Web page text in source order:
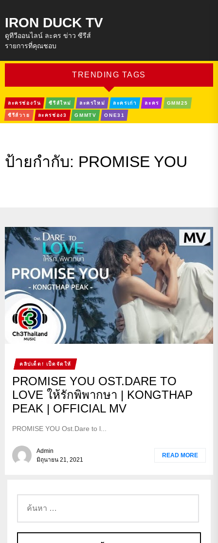
IRON DUCK TV
ดูทีวีออนไลน์ ละคร ข่าว ซีรีส์
รายการที่คุณชอบ
TRENDING TAGS
ละครช่องวัน ซีรีส์ใหม่ ละครใหม่ ละครเก่า ละคร GMM25
ซีรีส์วาย ละครช่อง3 GMMTV ONE31
ป้ายกำกับ: PROMISE YOU
คลิปเด็ด! เป็ดจัดให้
PROMISE YOU OST.DARE TO
LOVE ให้รักพิพากษา | KONGTHAP
PEAK | OFFICIAL MV
PROMISE YOU Ost.Dare to l...
Admin
มิถุนายน 21, 2021
READ MORE